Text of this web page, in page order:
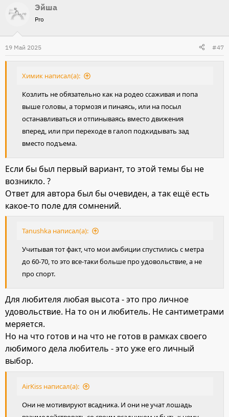
а
к
и
и
Эйша
Pro
19 Май 2025 #47
Химик написал(а):
Козлить не обязательно как на родео ссаживая и попа
выше головы, а тормозя и пинаясь, или на посыл
останавливаться и отпинываясь вместо движения
вперед, или при переходе в галоп подкидывать зад
вместо подъема.
Если бы был первый вариант, то этой темы бы не
возникло. ?
Ответ для автора был бы очевиден, а так ещё есть
какое-то поле для сомнений.
Tanushka написал(а):
Учитывая тот факт, что мои амбиции спустились с метра
до 60-70, то это все-таки больше про удовольствие, а не
про спорт.
Для любителя любая высота - это про личное
удовольствие. На то он и любитель. Не сантиметрами
меряется.
Но на что готов и на что не готов в рамках своего
любимого дела любитель - это уже его личный
выбор.
AirKiss написал(а):
Они не мотивируют всадника. И они не учат лошадь